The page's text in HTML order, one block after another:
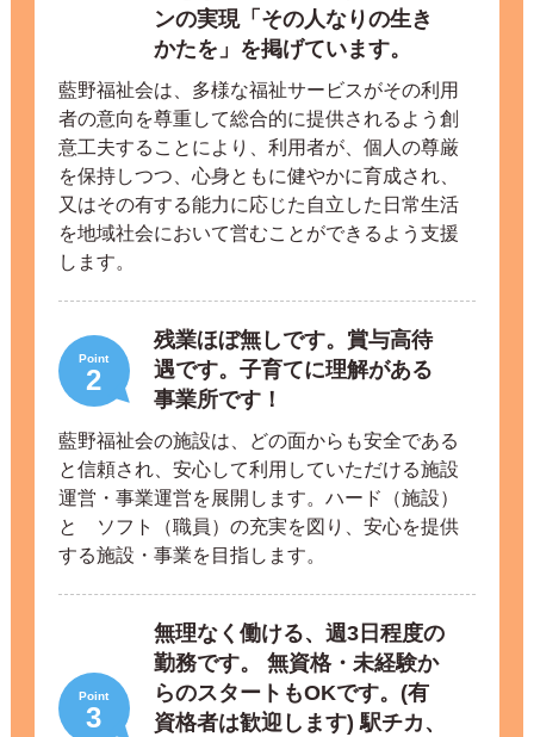
ンの実現「その人なりの生き
かたを」を掲げています。
藍野福祉会は、多様な福祉サービスがその利用
者の意向を尊重して総合的に提供されるよう創
意工夫することにより、利用者が、個人の尊厳
を保持しつつ、心身ともに健やかに育成され、
又はその有する能力に応じた自立した日常生活
を地域社会において営むことができるよう支援
します。
Point
2
残業ほぼ無しです。賞与高待
遇です。子育てに理解がある
事業所です！
藍野福祉会の施設は、どの面からも安全である
と信頼され、安心して利用していただける施設
運営・事業運営を展開します。ハード（施設）
と ソフト（職員）の充実を図り、安心を提供
する施設・事業を目指します。
Point
3
無理なく働ける、週3日程度の
勤務です。 無資格・未経験か
らのスタートもOKです。(有
資格者は歓迎します) 駅チカ、